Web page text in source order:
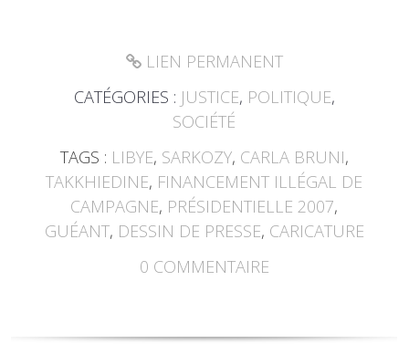
LIEN PERMANENT
CATÉGORIES : JUSTICE, POLITIQUE,
SOCIÉTÉ
TAGS : LIBYE, SARKOZY, CARLA BRUNI,
TAKKHIEDINE, FINANCEMENT ILLÉGAL DE
CAMPAGNE, PRÉSIDENTIELLE 2007,
GUÉANT, DESSIN DE PRESSE, CARICATURE
0 COMMENTAIRE